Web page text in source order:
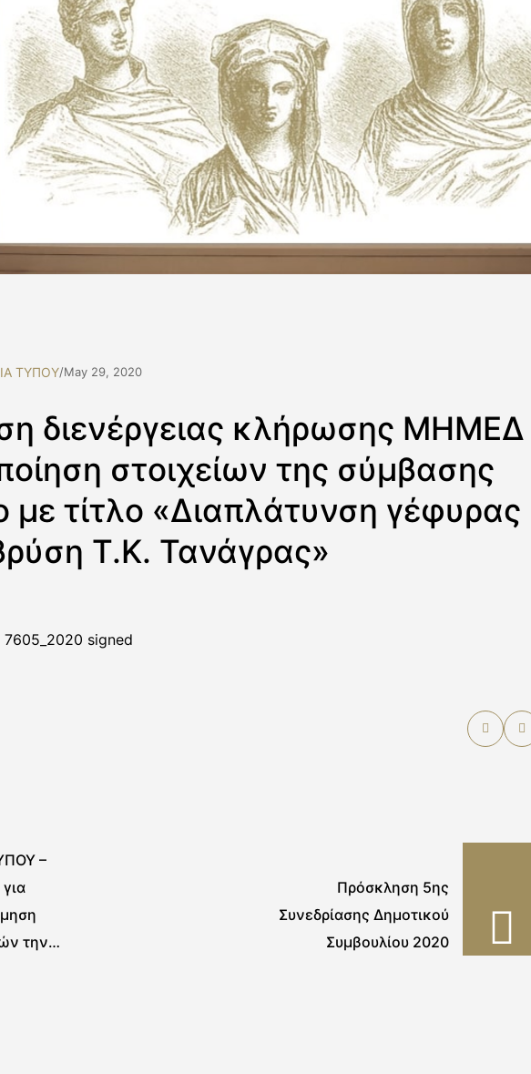
ΤΥΠΟΥ/May 29, 2020
διενέργειας κλήρωσης ΜΗΜΕΔ
στοιχείων της σύμβασης
με τίτλο «Διαπλάτυνση γέφυρας
Τ.Κ. Τανάγρας»
signed
–
την
Πρόσκληση 5ης
Συνεδρίασης Δημοτικού
Συμβουλίου 2020